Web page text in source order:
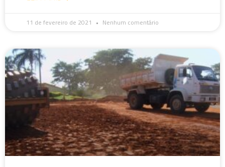
11 de fevereiro de 2021 Nenhum comentário